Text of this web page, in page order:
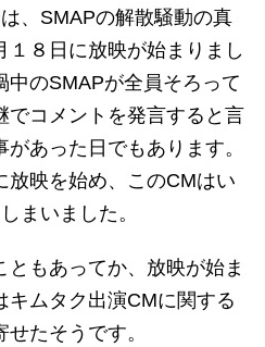
、SMAPの解散騒動の真
１８日に放映が始まりまし
中のSMAPが全員そろって
でコメントを発言すると言
あった日でもあります。
放映を始め、このCMはい
まいました。
もあってか、放映が始ま
キムタク出演CMに関する
たそうです。